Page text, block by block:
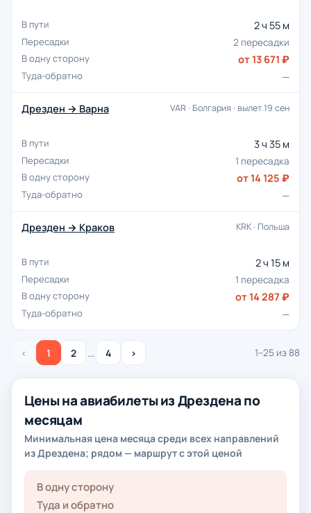
2 ч 55 м
2 пересадки
от 13 671 ₽
—
Дрезден → Варна VAR · Болгария · вылет 19 сен
3 ч 35 м
1 пересадка
от 14 125 ₽
—
Дрезден → Краков KRK · Польша
2 ч 15 м
1 пересадка
от 14 287 ₽
—
‹ 1 2 … 4 › 1–25 из 88
Цены на авиабилеты из Дрездена по
месяцам
Минимальная цена месяца среди всех направлений
из Дрездена; рядом — маршрут с этой ценой
В одну сторону
Туда и обратно